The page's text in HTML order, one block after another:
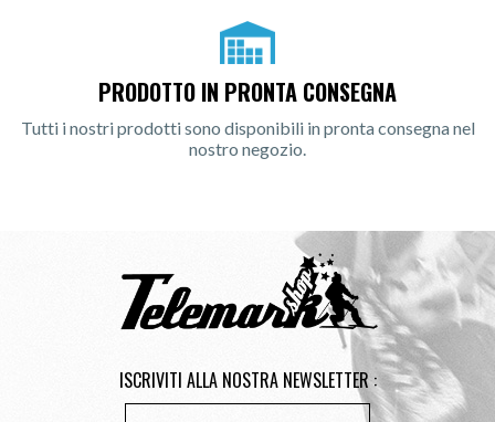
PRODOTTO IN PRONTA CONSEGNA
Tutti i nostri prodotti sono disponibili in pronta consegna nel
nostro negozio.
ISCRIVITI ALLA NOSTRA NEWSLETTER :